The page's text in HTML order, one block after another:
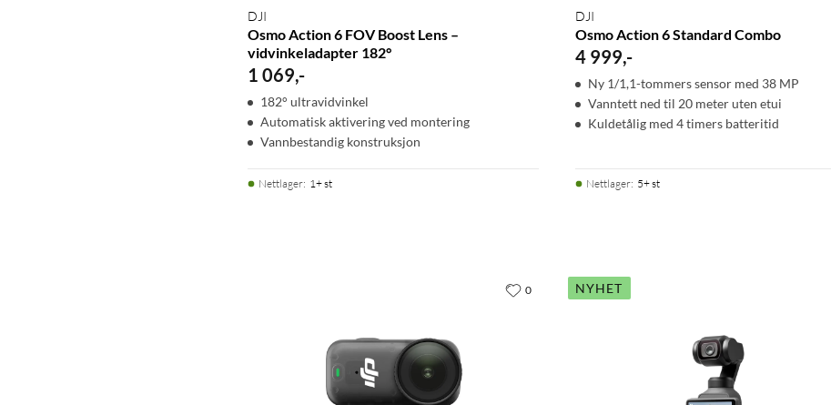
DJI
Osmo Action 6 FOV Boost Lens –
vidvinkeladapter 182°
1 069,-
182° ultravidvinkel
Automatisk aktivering ved montering
Vannbestandig konstruksjon
Nettlager: 1+ st
DJI
Osmo Action 6 Standard Combo
4 999,-
Ny 1/1,1-tommers sensor med 38 MP
Vanntett ned til 20 meter uten etui
Kuldetålig med 4 timers batteritid
Nettlager: 5+ st
0 NYHET